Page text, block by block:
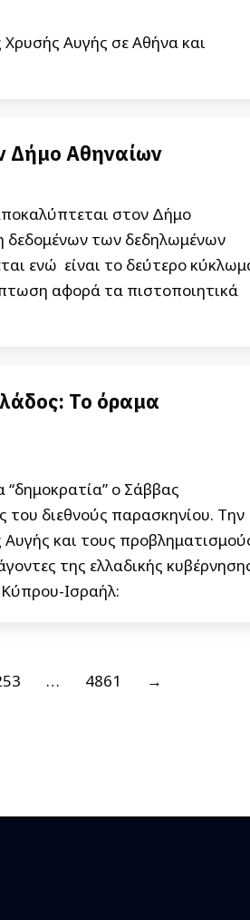
Αυγής σε Αθήνα και
Δήμο Αθηναίων
στον Δήμο
δεδομένων των δεδηλωμένων
ενώ είναι το δεύτερο
αφορά τα πιστοποιητικά
Το όραμα
“δημοκρατία” ο Σάββας
του διεθνούς παρασκηνίου. Την
Αυγής και τους
της ελλαδικής
Ισραήλ:
… 4861 →